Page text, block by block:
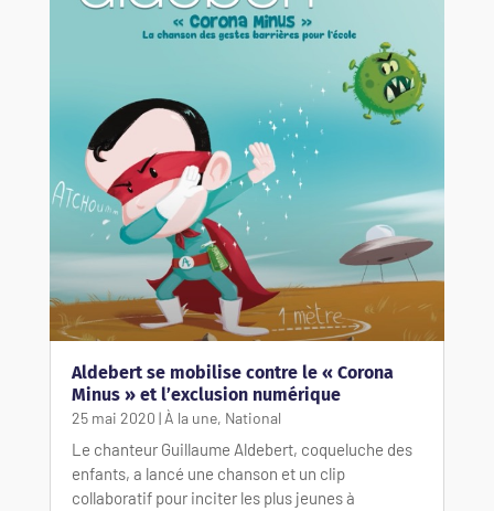
Aldebert se mobilise contre le « Corona
Minus » et l’exclusion numérique
25 mai 2020 |À la une, National
Le chanteur Guillaume Aldebert, coqueluche des
enfants, a lancé une chanson et un clip
collaboratif pour inciter les plus jeunes à